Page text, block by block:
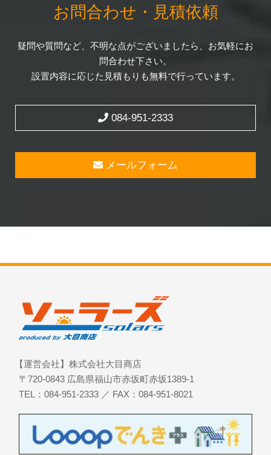
お問合わせ・見積依頼
疑問や質問など、不明な点がございましたら、お気軽にお
問合わせ下さい。
設置内容に応じた見積もりも無料で行っています。
084-951-2333
メールフォーム
【運営会社】株式会社大目商店
〒720-0843 広島県福山市赤坂町赤坂1389-1
TEL：084-951-2333 ／ FAX：084-951-8021